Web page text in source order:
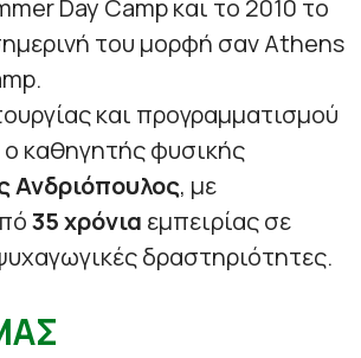
Day Camp και το 2010 το
του μορφή σαν Athens
και προγραμματισμού
ο καθηγητής φυσικής
Ανδριόπουλος, με
35 χρόνια εμπειρίας σε
δραστηριότητες.